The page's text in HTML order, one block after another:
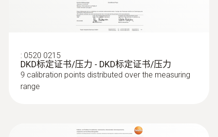
: 0520 0215
DKD标定证书/压力 - DKD标定证书/压力
9 calibration points distributed over the measuring
range